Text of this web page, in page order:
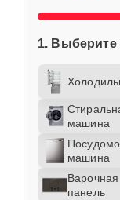
1. Выберите
машина
машина
Варочная
панель